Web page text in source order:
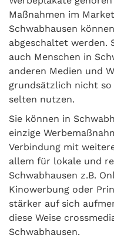
Maßnahmen im
Schwabhausen
abgeschaltet werden.
auch Menschen in
anderen Medien und
grundsätzlich nicht so
selten nutzen.
Sie können in
einzige
Verbindung mit
allem für lokale und
Schwabhausen z.B.
Kinowerbung oder
stärker auf sich
diese Weise
Schwabhausen.